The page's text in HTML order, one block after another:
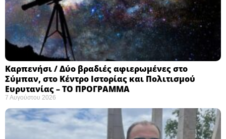
Καρπενήσι / Δύο βραδιές αφιερωμένες στο
Σύμπαν, στο Κέντρο Ιστορίας και Πολιτισμού
Ευρυτανίας – ΤΟ ΠΡΟΓΡΑΜΜΑ
7 Αυγούστου 2026